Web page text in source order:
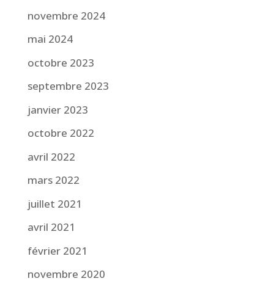
novembre 2024
mai 2024
octobre 2023
septembre 2023
janvier 2023
octobre 2022
avril 2022
mars 2022
juillet 2021
avril 2021
février 2021
novembre 2020